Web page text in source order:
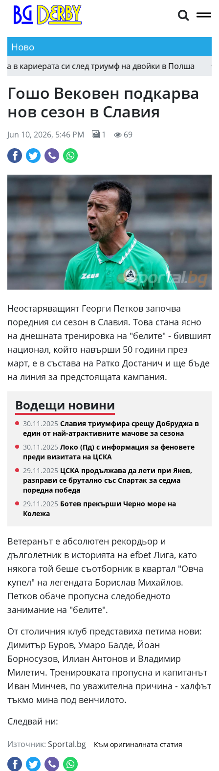
Ново
си след триумф на двойки в Полша
Гошо Вековен подкарва
нов сезон в Славия
Jun 10, 2026, 5:46 PM 1 69
Неостаряващият Георги Петков започва
поредния си сезон в Славия. Това стана ясно
на днешната тренировка на "белите" - бившият
национал, който навърши 50 години през
март, е в състава на Ратко Достанич и ще бъде
на линия за предстоящата кампания.
Водещи новини
30.11.2025 Славия триумфира срещу Добруджа в
един от най-атрактивните мачове за сезона
30.11.2025 Локо (Пд) с информация за феновете
преди визитата на ЦСКА
29.11.2025 ЦСКА продължава да лети при Янев,
разправи се брутално със Спартак за седма
поредна победа
29.11.2025 Ботев прекърши Черно море на
Колежа
Ветеранът е абсолютен рекордьор и
дълголетник в историята на еfbet Лига, като
някога той беше съотборник в квартал "Овча
купел" на легендата Борислав Михайлов.
Петков обаче пропусна следобедното
занимание на "белите".
От столичния клуб представиха петима нови:
Димитър Буров, Умаро Балде, Йоан
Борносузов, Илиан Антонов и Владимир
Милетич. Тренировката пропусна и капитанът
Иван Минчев, по уважителна причина - халфът
тъкмо мина под венчилото.
Следвай ни:
Източник: Sportal.bg Към оригиналната статия